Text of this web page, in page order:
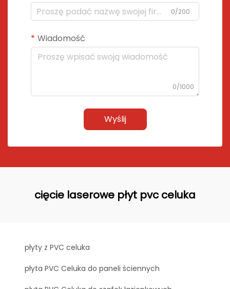
0/200
Wiadomość
0/1000
Wyślij
cięcie laserowe płyt pvc celuka
płyty z PVC celuka
płyta PVC Celuka do paneli ściennych